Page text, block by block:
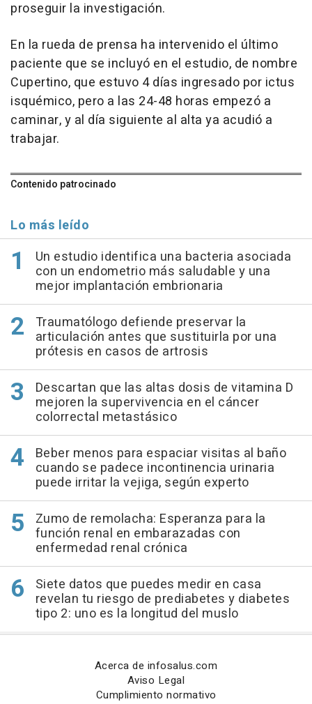
proseguir la investigación.
En la rueda de prensa ha intervenido el último
paciente que se incluyó en el estudio, de nombre
Cupertino, que estuvo 4 días ingresado por ictus
isquémico, pero a las 24-48 horas empezó a
caminar, y al día siguiente al alta ya acudió a
trabajar.
Contenido patrocinado
Lo más leído
Un estudio identifica una bacteria asociada
con un endometrio más saludable y una
mejor implantación embrionaria
Traumatólogo defiende preservar la
articulación antes que sustituirla por una
prótesis en casos de artrosis
Descartan que las altas dosis de vitamina D
mejoren la supervivencia en el cáncer
colorrectal metastásico
Beber menos para espaciar visitas al baño
cuando se padece incontinencia urinaria
puede irritar la vejiga, según experto
Zumo de remolacha: Esperanza para la
función renal en embarazadas con
enfermedad renal crónica
Siete datos que puedes medir en casa
revelan tu riesgo de prediabetes y diabetes
tipo 2: uno es la longitud del muslo
Acerca de infosalus.com
Aviso Legal
Cumplimiento normativo